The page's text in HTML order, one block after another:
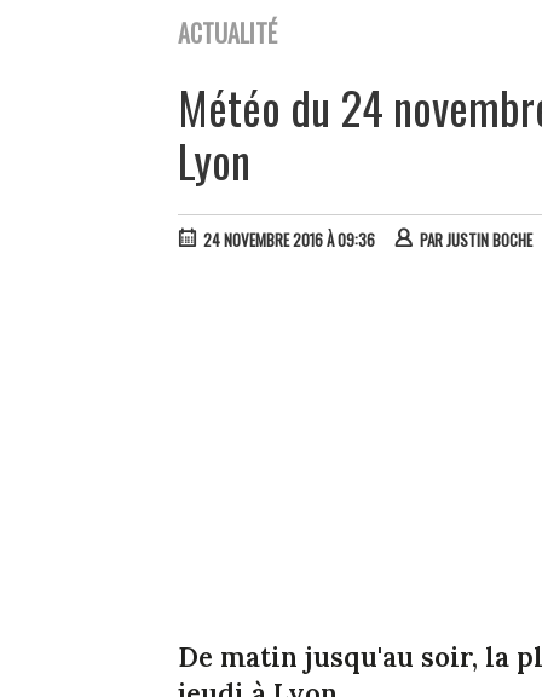
ACTUALITÉ
Météo du 24
Lyon
24 NOVEMBRE 2016 À 09:36 PARJUSTIN BOCHE
De matin jusqu'au soir, la